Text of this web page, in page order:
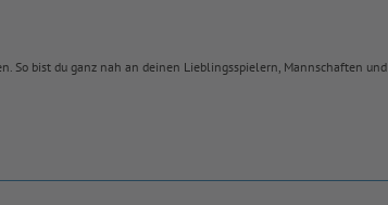
So bist du ganz nah an deinen Lieblingsspielern, Mannschaften und